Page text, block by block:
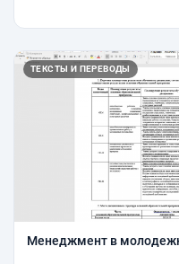
ТЕКСТЫ И ПЕРЕВОДЫ
Менеджмент в